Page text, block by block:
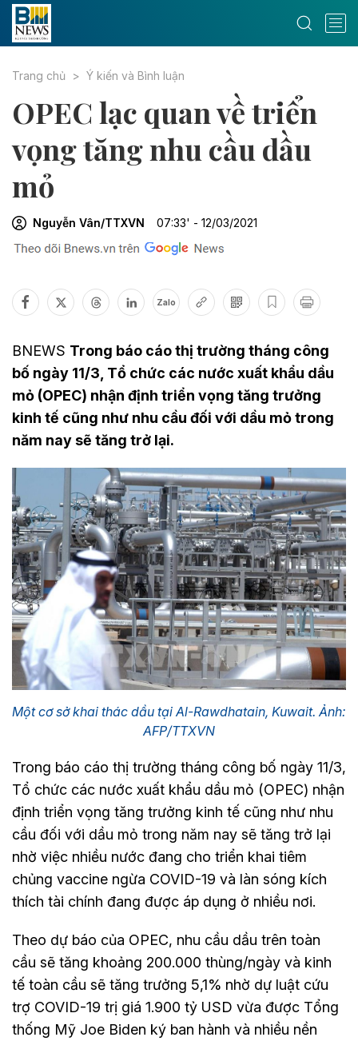
Trang chủ Ý kiến và Bình luận
OPEC lạc quan về triển
vọng tăng nhu cầu dầu
mỏ
Nguyễn Vân/TTXVN 07:33' - 12/03/2021
Zalo
BNEWS Trong báo cáo thị trường tháng công
bố ngày 11/3, Tổ chức các nước xuất khẩu dầu
mỏ (OPEC) nhận định triển vọng tăng trưởng
kinh tế cũng như nhu cầu đối với dầu mỏ trong
năm nay sẽ tăng trở lại.
Một cơ sở khai thác dầu tại Al-Rawdhatain, Kuwait. Ảnh:
AFP/TTXVN
Trong báo cáo thị trường tháng công bố ngày 11/3,
Tổ chức các nước xuất khẩu dầu mỏ (OPEC) nhận
định triển vọng tăng trưởng kinh tế cũng như nhu
cầu đối với dầu mỏ trong năm nay sẽ tăng trở lại
nhờ việc nhiều nước đang cho triển khai tiêm
chủng vaccine ngừa COVID-19 và làn sóng kích
thích tài chính đang được áp dụng ở nhiều nơi.
Theo dự báo của OPEC, nhu cầu dầu trên toàn
cầu sẽ tăng khoảng 200.000 thùng/ngày và kinh
tế toàn cầu sẽ tăng trưởng 5,1% nhờ dự luật cứu
trợ COVID-19 trị giá 1.900 tỷ USD vừa được Tổng
thống Mỹ Joe Biden ký ban hành và nhiều nền